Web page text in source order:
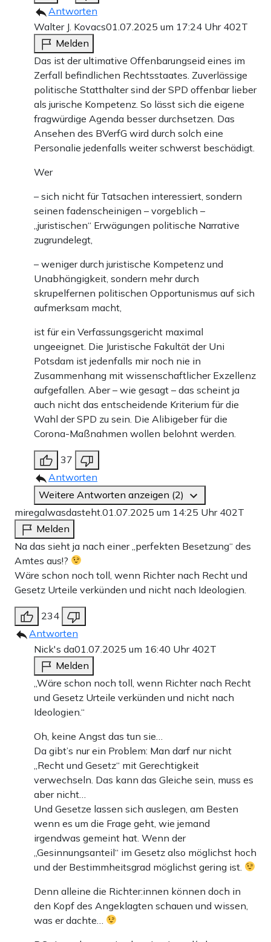
Antworten
Walter J. Kovacs01.07.2025 um 17:24 Uhr 402T
Melden
Das ist der ultimative Offenbarungseid eines im
Zerfall befindlichen Rechtsstaates. Zuverlässige
politische Statthalter sind der SPD offenbar lieber
als jurische Kompetenz. So lässt sich die eigene
fragwürdige Agenda besser durchsetzen. Das
Ansehen des BVerfG wird durch solch eine
Personalie jedenfalls weiter schwerst beschädigt.
Wer
– sich nicht für Tatsachen interessiert, sondern
seinen fadenscheinigen – vorgeblich –
„juristischen“ Erwägungen politische Narrative
zugrundelegt,
– weniger durch juristische Kompetenz und
Unabhängigkeit, sondern mehr durch
skrupelfernen politischen Opportunismus auf sich
aufmerksam macht,
ist für ein Verfassungsgericht maximal
ungeeignet. Die Juristische Fakultät der Uni
Potsdam ist jedenfalls mir noch nie in
Zusammenhang mit wissenschaftlicher Exzellenz
aufgefallen. Aber – wie gesagt – das scheint ja
auch nicht das entscheidende Kriterium für die
Wahl der SPD zu sein. Die Alibigeber für die
Corona-Maßnahmen wollen belohnt werden.
37
Antworten
Weitere Antworten anzeigen (2)
miregalwasdasteht.01.07.2025 um 14:25 Uhr 402T
Melden
Na das sieht ja nach einer „perfekten Besetzung“ des
Amtes aus!?
Wäre schon noch toll, wenn Richter nach Recht und
Gesetz Urteile verkünden und nicht nach Ideologien.
234
Antworten
Nick's da01.07.2025 um 16:40 Uhr 402T
Melden
„Wäre schon noch toll, wenn Richter nach Recht
und Gesetz Urteile verkünden und nicht nach
Ideologien.“
Oh, keine Angst das tun sie…
Da gibt’s nur ein Problem: Man darf nur nicht
„Recht und Gesetz“ mit Gerechtigkeit
verwechseln. Das kann das Gleiche sein, muss es
aber nicht…
Und Gesetze lassen sich auslegen, am Besten
wenn es um die Frage geht, wie jemand
irgendwas gemeint hat. Wenn der
„Gesinnungsanteil“ im Gesetz also möglichst hoch
und der Bestimmheitsgrad möglichst gering ist.
Denn alleine die Richter:innen können doch in
den Kopf des Angeklagten schauen und wissen,
was er dachte…